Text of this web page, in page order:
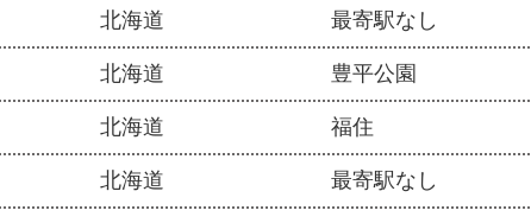
北海道 最寄駅なし
北海道 豊平公園
北海道 福住
北海道 最寄駅なし